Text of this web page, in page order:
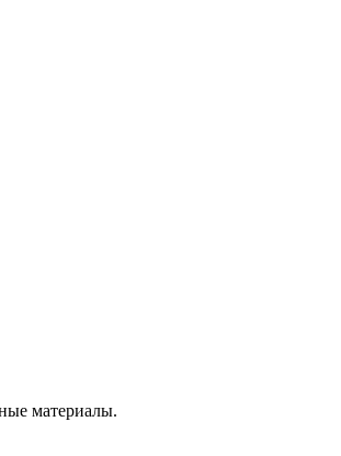
материалы.